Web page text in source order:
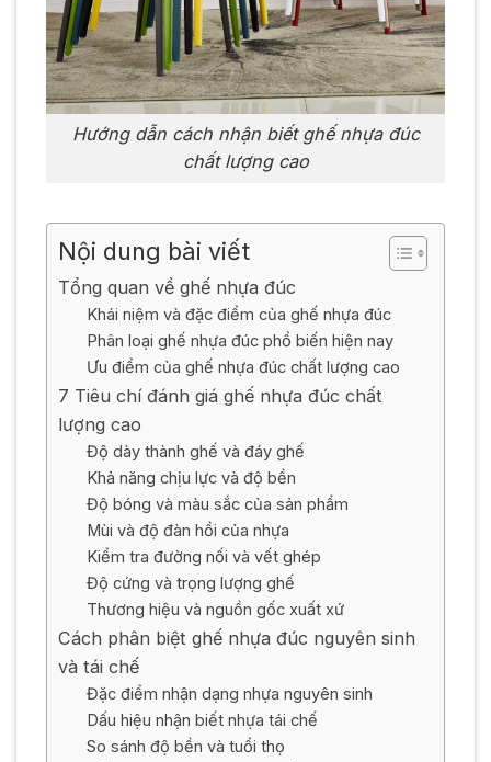
Hướng dẫn cách nhận biết ghế nhựa đúc
chất lượng cao
Nội dung bài viết
Tổng quan về ghế nhựa đúc
Khái niệm và đặc điểm của ghế nhựa đúc
Phân loại ghế nhựa đúc phổ biến hiện nay
Ưu điểm của ghế nhựa đúc chất lượng cao
7 Tiêu chí đánh giá ghế nhựa đúc chất
lượng cao
Độ dày thành ghế và đáy ghế
Khả năng chịu lực và độ bền
Độ bóng và màu sắc của sản phẩm
Mùi và độ đàn hồi của nhựa
Kiểm tra đường nối và vết ghép
Độ cứng và trọng lượng ghế
Thương hiệu và nguồn gốc xuất xứ
Cách phân biệt ghế nhựa đúc nguyên sinh
và tái chế
Đặc điểm nhận dạng nhựa nguyên sinh
Dấu hiệu nhận biết nhựa tái chế
So sánh độ bền và tuổi thọ